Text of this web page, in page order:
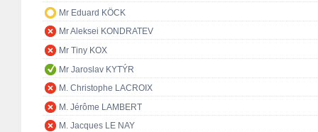
Mr Eduard KÖCK
Mr Aleksei KONDRATEV
Mr Tiny KOX
Mr Jaroslav KYTÝR
M. Christophe LACROIX
M. Jérôme LAMBERT
M. Jacques LE NAY